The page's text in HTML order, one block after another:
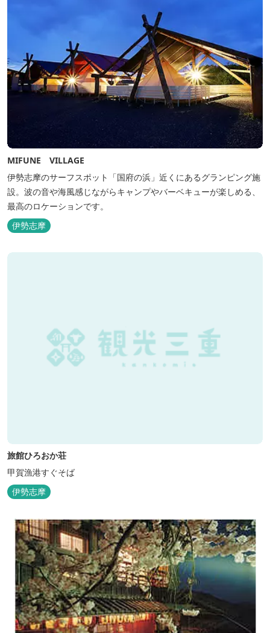
MIFUNE VILLAGE
伊勢志摩のサーフスポット「国府の浜」近くにあるグランピング施
設。波の音や海風感じながらキャンプやバーベキューが楽しめる、
最高のロケーションです。
伊勢志摩
旅館ひろおか荘
甲賀漁港すぐそば
伊勢志摩